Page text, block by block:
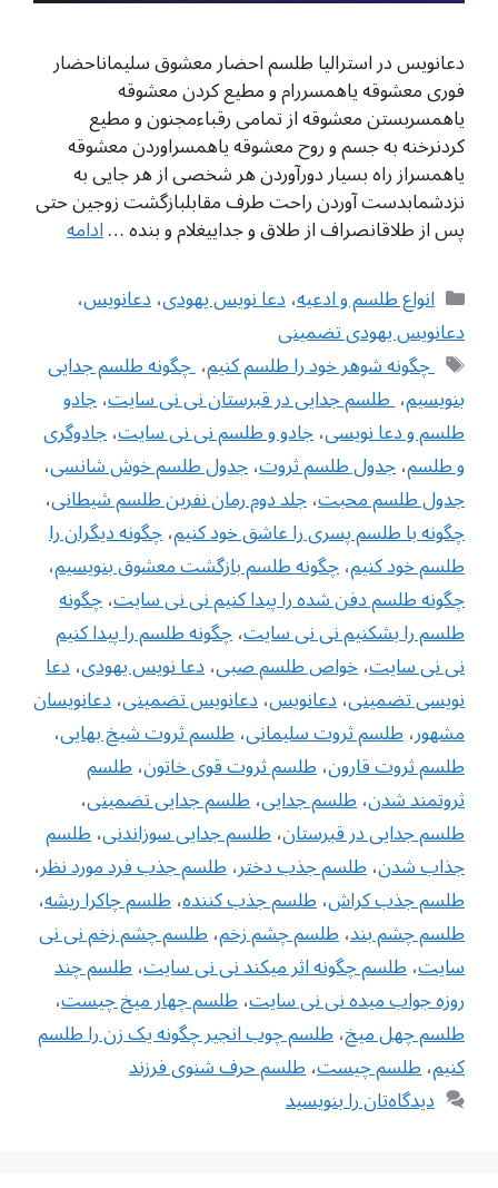
دعانویس در استرالیا طلسم احضار معشوق سلیماناحضار
فوری معشوقه یاهمسررام و مطیع کردن معشوقه
یاهمسربستن معشوقه از تمامی رقباءمجنون و مطيع
کردنرخنه به جسم و روح معشوقه یاهمسراوردن معشوقه
یاهمسراز راه بسیار دورآوردن هر شخصی از هر جایی به
نزدشمابدست آوردن راحت طرف مقابلبازگشت زوجین حتی
پس از طلاقانصراف از طلاق و جداییغلام و بنده …ادامه
دسته‌ها
انواع طلسم و ادعیه،دعا نویس یهودی،دعانویس،
دعانویس یهودی تضمینی
برچسب‌ها
‌ چگونه شوهر خود را طلسم کنیم،‌ چگونه طلسم جدایی
بنویسیم،‌ طلسم جدایی در قبرستان نی نی سایت،جادو
طلسم و دعا نویسی،جادو و طلسم نی نی سایت،جادوگری
و طلسم،جدول طلسم ثروت،جدول طلسم خوش شانسی،
جدول طلسم محبت،جلد دوم رمان نفرین طلسم شیطانی،
چگونه با طلسم پسری را عاشق خود کنیم،چگونه دیگران را
طلسم خود کنیم،چگونه طلسم بازگشت معشوق بنویسیم،
چگونه طلسم دفن شده را پیدا کنیم نی نی سایت،چگونه
طلسم را بشکنیم نی نی سایت،چگونه طلسم را پیدا کنیم
نی نی سایت،خواص طلسم صبی،دعا نویس یهودی،دعا
نویسی تضمینی،دعانویس،دعانویس تضمینی،دعانویسان
مشهور،طلسم ثروت سلیمانی،طلسم ثروت شیخ بهایی،
طلسم ثروت قارون،طلسم ثروت قوی خاتون،طلسم
ثروتمند شدن،طلسم جدایی،طلسم جدایی تضمینی،
طلسم جدایی در قبرستان،طلسم جدایی سوزاندنی،طلسم
جذاب شدن،طلسم جذب دختر،طلسم جذب فرد مورد نظر،
طلسم جذب کراش،طلسم جذب کننده،طلسم چاکرا ریشه،
طلسم چشم بند،طلسم چشم زخم،طلسم چشم زخم نی نی
سایت،طلسم چگونه اثر میکند نی نی سایت،طلسم چند
روزه جواب میده نی نی سایت،طلسم چهار میخ چیست،
طلسم چهل میخ،طلسم چوب انجیر چگونه یک زن را طلسم
کنیم،طلسم چیست،طلسم حرف شنوی فرزند
دیدگاه‌تان را بنویسید